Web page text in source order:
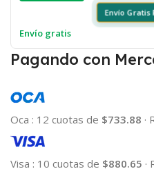
Envío
Envío gratis
Pagando con
Oca : 12 cuotas de $733.88 ·
Visa : 10 cuotas de $880.65 ·